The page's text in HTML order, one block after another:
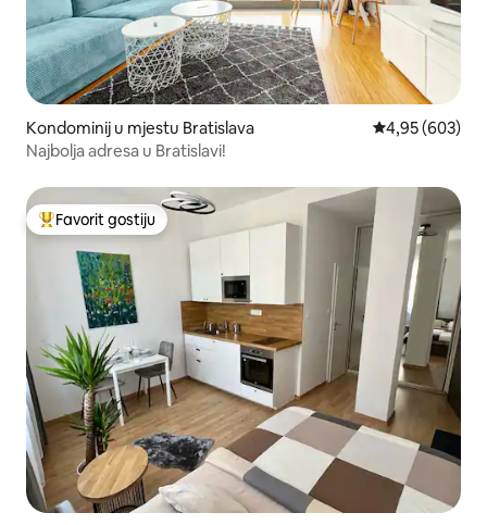
Kondominij u mjestu Bratislava Prosječna
4,95 (603)
Najbolja adresa u Bratislavi!
Glavni favorit gostiju
Favorit gostiju